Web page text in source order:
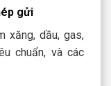
gửi
xăng, dầu, gas,
chuẩn, và các